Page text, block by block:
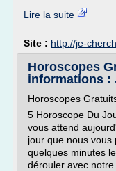
Lire la suite
Site : http://je-
Horoscopes
informations :
Horoscopes
5 Horoscope Du
vous attend
jour que nous vous
quelques minutes
dérouler avec